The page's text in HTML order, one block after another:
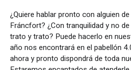
¿Quiere hablar pronto con alguien
Fráncfort? ¿Con tranquilidad y no
trato y trato? Puede hacerlo en
año nos encontrará en el pabellón
ahora y pronto dispondrá de toda